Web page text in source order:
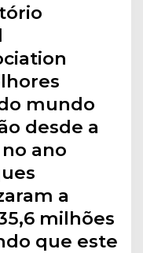
mundo
desde a
ano
a
milhões
que este